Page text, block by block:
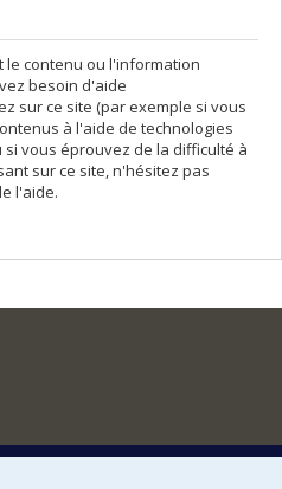
contenu ou l'information
besoin d'aide
sur ce site (par exemple si vous
à l'aide de technologies
vous éprouvez de la difficulté à
sur ce site, n'hésitez pas
l'aide.